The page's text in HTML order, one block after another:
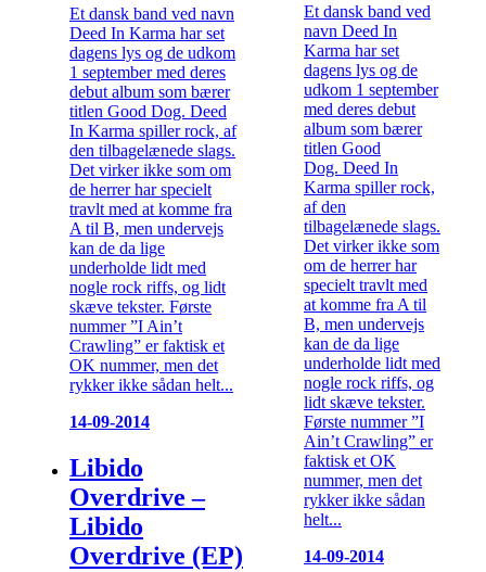
Et dansk band ved navn
Deed In Karma har set
dagens lys og de udkom
1 september med deres
debut album som bærer
titlen Good Dog. Deed
In Karma spiller rock, af
den tilbagelænede slags.
Det virker ikke som om
de herrer har specielt
travlt med at komme fra
A til B, men undervejs
kan de da lige
underholde lidt med
nogle rock riffs, og lidt
skæve tekster. Første
nummer ”I Ain’t
Crawling” er faktisk et
OK nummer, men det
rykker ikke sådan helt...
14-09-2014
Libido
Overdrive –
Libido
Overdrive (EP)
Et dansk band ved
navn Deed In
Karma har set
dagens lys og de
udkom 1 september
med deres debut
album som bærer
titlen Good
Dog. Deed In
Karma spiller rock,
af den
tilbagelænede slags.
Det virker ikke som
om de herrer har
specielt travlt med
at komme fra A til
B, men undervejs
kan de da lige
underholde lidt med
nogle rock riffs, og
lidt skæve tekster.
Første nummer ”I
Ain’t Crawling” er
faktisk et OK
nummer, men det
rykker ikke sådan
helt...
14-09-2014